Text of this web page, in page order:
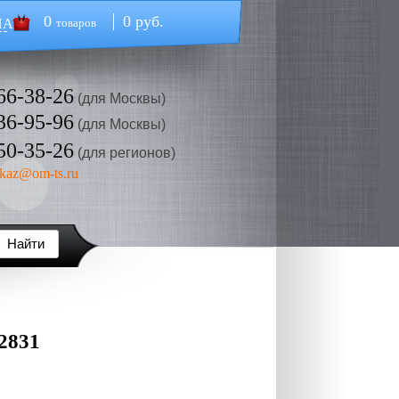
0 товаров 0 руб.
38-26 (для Москвы)
95-96 (для Москвы)
35-26 (для регионов)
ts.ru